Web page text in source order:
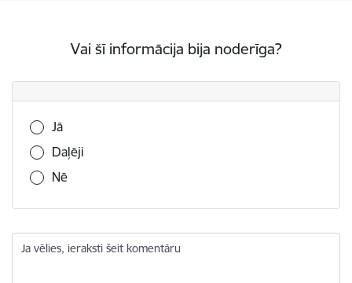
Vai šī informācija bija noderīga?
Vai šī informācija bija noderīga?
Jā
Daļēji
Nē
Ja vēlies, ieraksti šeit komentāru